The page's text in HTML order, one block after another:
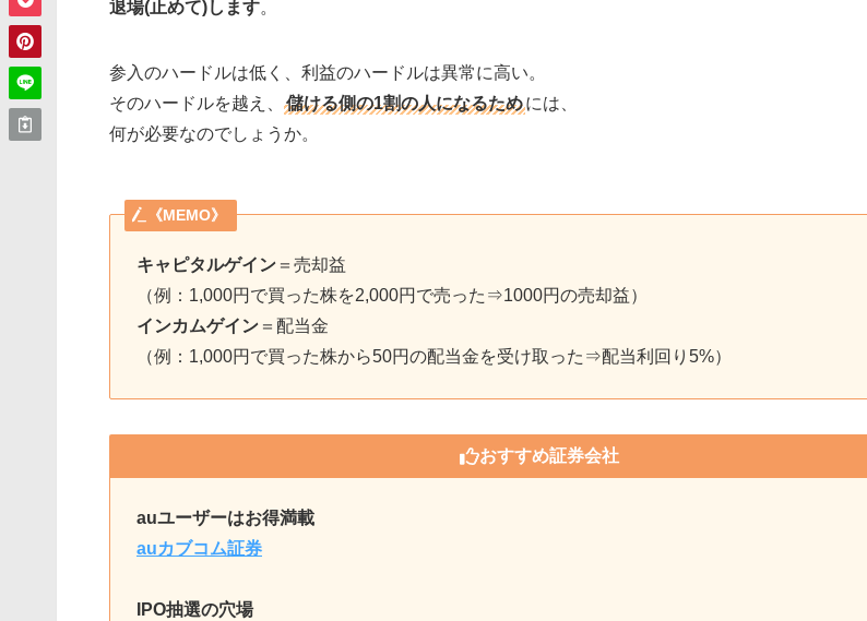
退場(止めて)します。
参入のハードルは低く、利益のハードルは異常に高い。
そのハードルを越え、
儲ける側の1割の人になるためには、
何が必要なのでしょうか。
《MEMO》
キャピタルゲイン ＝売却益
（例：1,000円で買った株を2,000円で売った⇒1000円の売却益）
インカムゲイン ＝配当金
（例：1,000円で買った株から50円の配当金を受け取った⇒配当利回り5%）
おすすめ証券会社
auユーザーはお得満載
auカブコム証券
IPO抽選の穴場